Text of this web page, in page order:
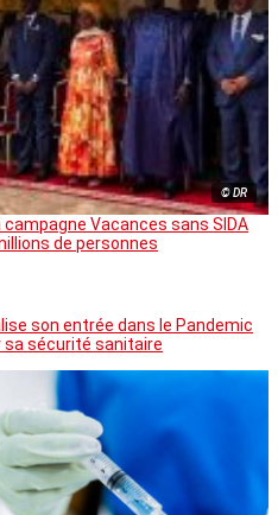
© DR
campagne Vacances sans SIDA
de personnes
son entrée dans le Pandemic
sa sécurité sanitaire